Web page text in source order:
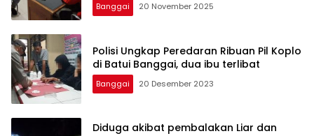
Banggai 20 November 2025
Polisi Ungkap Peredaran Ribuan Pil Koplo
di Batui Banggai, dua ibu terlibat
Banggai 20 Desember 2023
Diduga akibat pembalakan Liar dan